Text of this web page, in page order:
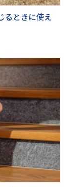
るときに使え